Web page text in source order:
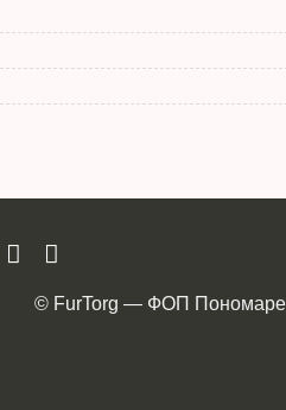
© FurTorg — ФОП